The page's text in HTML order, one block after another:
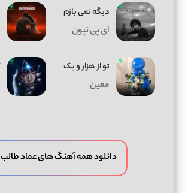
دیگه نمی بازم
ای پی تیون
تو از هزار و یک
معین
دانلود همه آهنگ های عماد طالب